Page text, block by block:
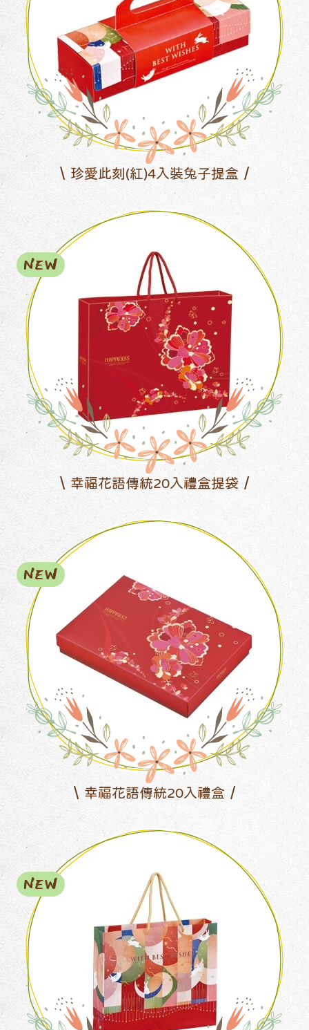
珍愛此刻(紅)4入裝兔子提盒
幸福花語傳統20入禮盒提袋
NEW
幸福花語傳統20入禮盒
NEW
NEW